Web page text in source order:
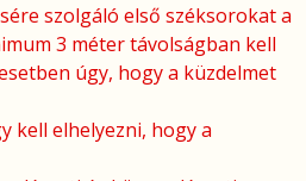
szolgáló első széksorokat a
3 méter távolságban kell
úgy, hogy a küzdelmet
kell elhelyezni, hogy a